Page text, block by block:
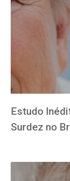
Estudo
Surdez no